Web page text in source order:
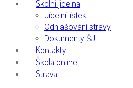
Školní jídelna
Jídelní lístek
Odhlašování stravy
Dokumenty ŠJ
Kontakty
Škola online
Strava